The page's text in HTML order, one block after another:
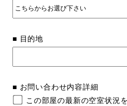
■ 目的地
■ お問い合わせ内容詳細
この部屋の最新の空室状況